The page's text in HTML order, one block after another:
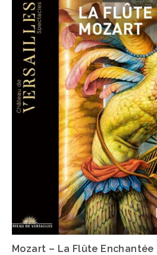
Mozart – La Flûte Enchantée